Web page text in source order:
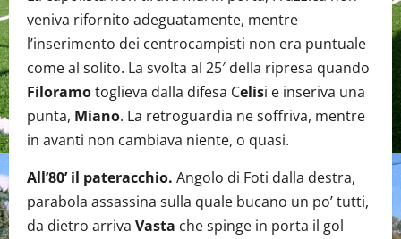
veniva rifornito adeguatamente, mentre
l’inserimento dei centrocampisti non era puntuale
come al solito. La svolta al 25′ della ripresa quando
Filoramotoglieva dalla difesa Celisi e inseriva una
punta, Miano. La retroguardia ne soffriva, mentre
in avanti non cambiava niente, o quasi.
All’80’ il pateracchio. Angolo di Foti dalla destra,
parabola assassina sulla quale bucano un po’ tutti,
da dietro arriva Vasta che spinge in porta il gol